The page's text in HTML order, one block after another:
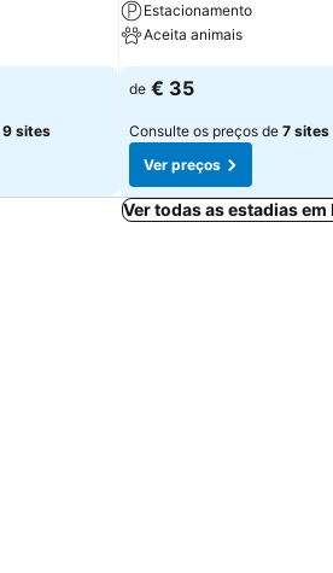
9 sites
Estacionamento
Aceita animais
Ver preços
de € 35
Consulte os preços de 7 sites
Ver preços
Ver todas as estadias em